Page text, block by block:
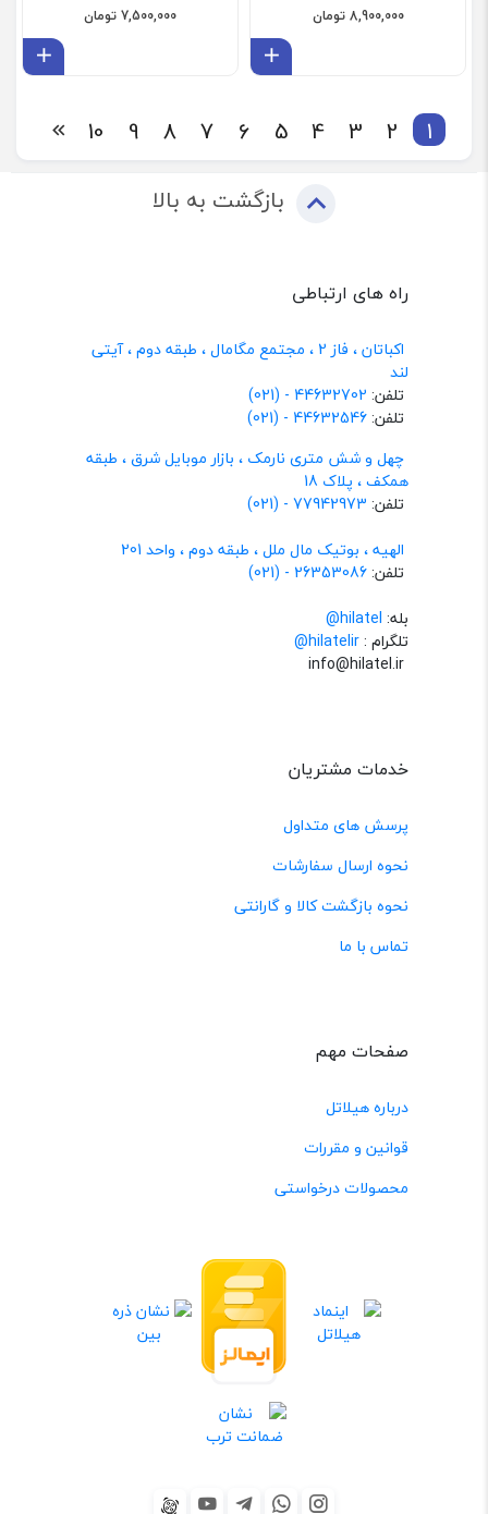
8,900,000 تومان
7,500,000 تومان
1
2
3
4
5
6
7
8
9
10
بازگشت به بالا
راه های ارتباطی
اکباتان ، فاز 2 ، مجتمع مگامال ، طبقه دوم ، آیتی
لند
تلفن: 44632702 - (021)
تلفن:44632546 - (021)
چهل و شش متری نارمک ، بازار موبایل شرق ، طبقه
همکف ، پلاک 18
تلفن: 77942973 - (021)
الهیه ، بوتیک مال ملل ، طبقه دوم ، واحد 201
تلفن:26353086 - (021)
بله: hilatel@
تلگرام :@hilatelir
خدمات مشتریان
پرسش های متداول
نحوه ارسال سفارشات
نحوه بازگشت کالا و گارانتی
تماس با ما
صفحات مهم
درباره هیلاتل
قوانین و مقررات
محصولات درخواستی